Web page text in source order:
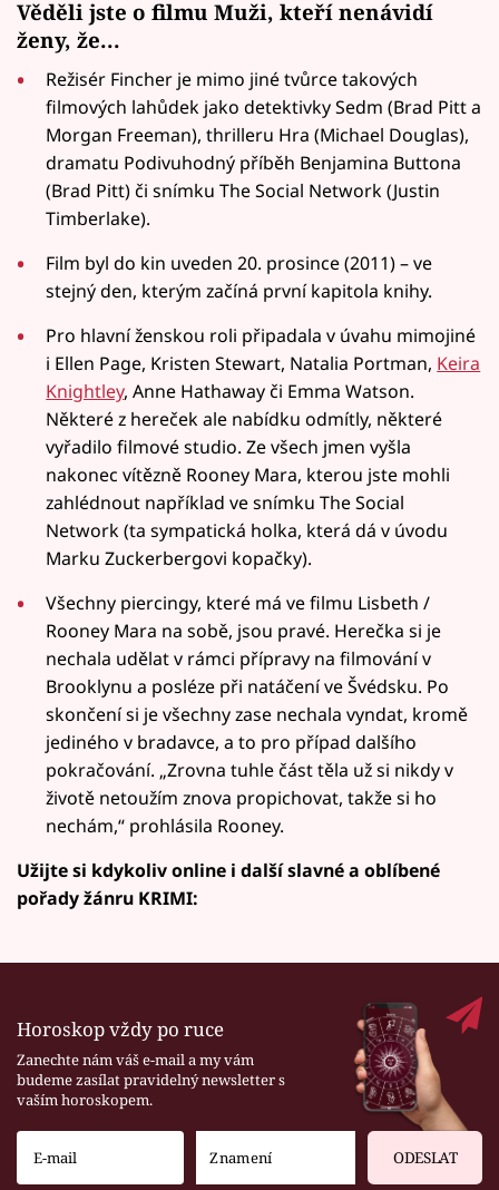
Věděli jste o filmu Muži, kteří nenávidí
ženy, že...
Režisér Fincher je mimo jiné tvůrce takových
filmových lahůdek jako detektivky Sedm (Brad Pitt a
Morgan Freeman), thrilleru Hra (Michael Douglas),
dramatu Podivuhodný příběh Benjamina Buttona
(Brad Pitt) či snímku The Social Network (Justin
Timberlake).
Film byl do kin uveden 20. prosince (2011) – ve
stejný den, kterým začíná první kapitola knihy.
Pro hlavní ženskou roli připadala v úvahu mimojiné
i Ellen Page, Kristen Stewart, Natalia Portman, Keira
Knightley, Anne Hathaway či Emma Watson.
Některé z hereček ale nabídku odmítly, některé
vyřadilo filmové studio. Ze všech jmen vyšla
nakonec vítězně Rooney Mara, kterou jste mohli
zahlédnout například ve snímku The Social
Network (ta sympatická holka, která dá v úvodu
Marku Zuckerbergovi kopačky).
Všechny piercingy, které má ve filmu Lisbeth /
Rooney Mara na sobě, jsou pravé. Herečka si je
nechala udělat v rámci přípravy na filmování v
Brooklynu a posléze při natáčení ve Švédsku. Po
skončení si je všechny zase nechala vyndat, kromě
jediného v bradavce, a to pro případ dalšího
pokračování. „Zrovna tuhle část těla už si nikdy v
životě netoužím znova propichovat, takže si ho
nechám,“ prohlásila Rooney.
Užijte si kdykoliv online i další slavné a oblíbené
pořady žánru KRIMI:
Horoskop vždy po ruce
Zanechte nám váš e-mail a my vám
budeme zasílat pravidelný newsletter s
vaším horoskopem.
ODESLAT